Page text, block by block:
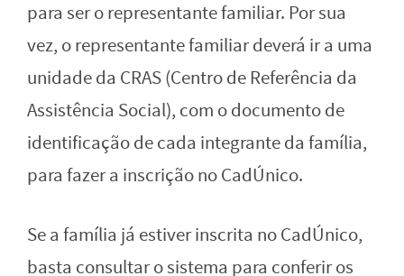
para ser o representante familiar. Por sua
vez, o representante familiar deverá ir a uma
unidade da CRAS (Centro de Referência da
Assistência Social), com o documento de
identificação de cada integrante da família,
para fazer a inscrição no CadÚnico.
Se a família já estiver inscrita no CadÚnico,
basta consultar o sistema para conferir os